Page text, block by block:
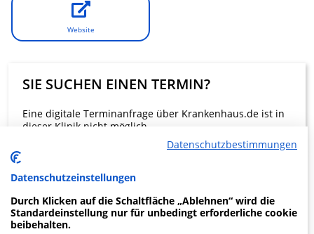
Website
SIE SUCHEN EINEN TERMIN?
Eine digitale Terminanfrage über Krankenhaus.de ist in
dieser Klinik nicht möglich.
Beratung und Kontakt
Datenschutzbestimmungen
Datenschutzeinstellungen
Durch Klicken auf die Schaltfläche „Ablehnen“ wird die
Standardeinstellung nur für unbedingt erforderliche cookie
beibehalten.